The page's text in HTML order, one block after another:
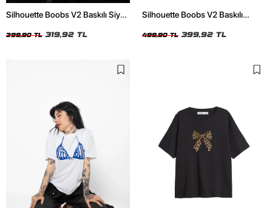
Silhouette Boobs V2 Baskılı Siyah
399,90 TL 319,92 TL
Silhouette Boobs V2 Baskılı
499,90 TL 399,92 TL